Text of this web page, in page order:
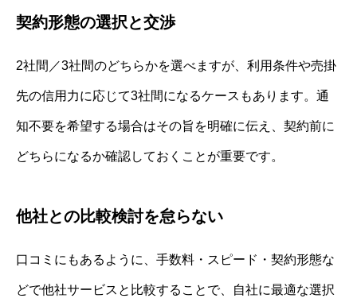
契約形態の選択と交渉
2社間／3社間のどちらかを選べますが、利用条件や売掛
先の信用力に応じて3社間になるケースもあります。通
知不要を希望する場合はその旨を明確に伝え、契約前に
どちらになるか確認しておくことが重要です。
他社との比較検討を怠らない
口コミにもあるように、手数料・スピード・契約形態な
どで他社サービスと比較することで、自社に最適な選択